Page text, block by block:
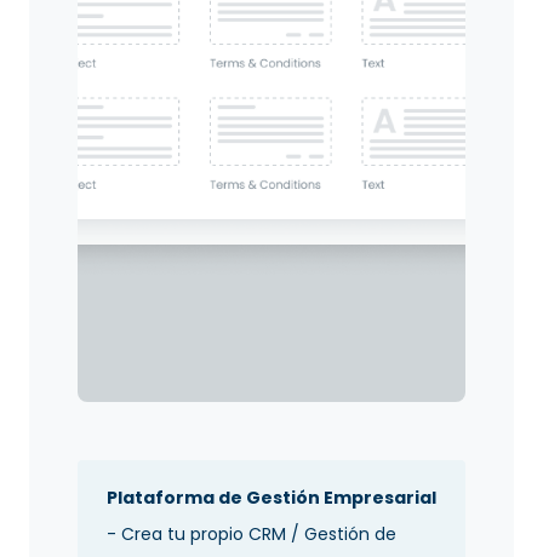
Plataforma de Gestión Empresarial
- Crea tu propio CRM / Gestión de